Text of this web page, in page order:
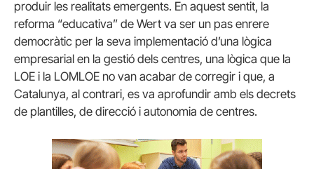
produir les realitats emergents. En aquest sentit, la
reforma “educativa” de Wert va ser un pas enrere
democràtic per la seva implementació d’una lògica
empresarial en la gestió dels centres, una lògica que la
LOE i la LOMLOE no van acabar de corregir i que, a
Catalunya, al contrari, es va aprofundir amb els decrets
de plantilles, de direcció i autonomia de centres.